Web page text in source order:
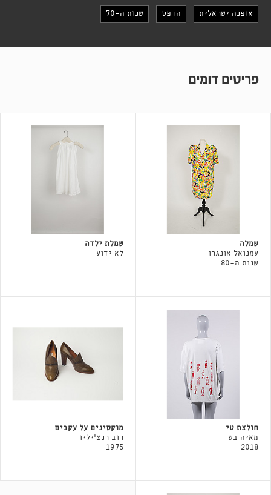
אופנה ישראלית הדפס שנות ה-70
פריטים דומים
שמלה
עמנואל אונגרו
שנות ה-80
שמלת ילדה
לא ידוע
חולצת טי
מאיה בש
2018
מוקסינים על עקבים
רוב רנצ׳יליו
1975